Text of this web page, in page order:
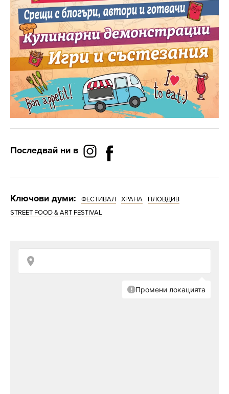
Последвай ни в
Ключови думи: ФЕСТИВАЛ ХРАНА
ПЛОВДИВ
STREET FOOD & ART FESTIVAL